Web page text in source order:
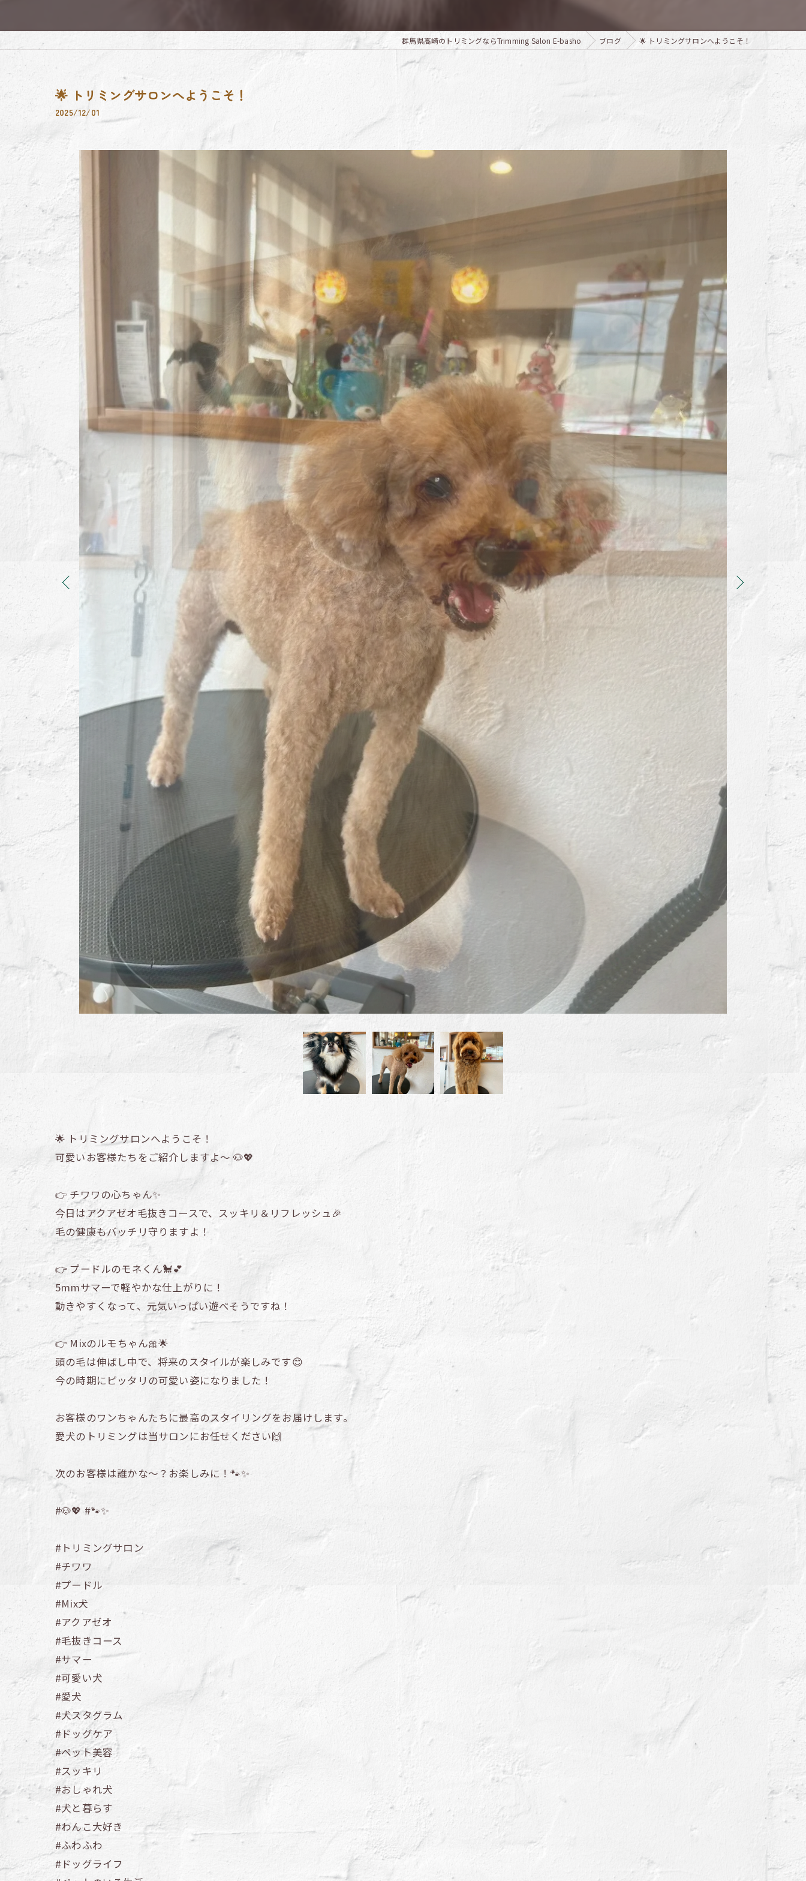
群馬県高崎のトリミングならTrimming Salon E-basho ブログ 🌟 トリミングサロンへようこそ！
🌟 トリミングサロンへようこそ！
2025/12/01
🌟 トリミングサロンへようこそ！
可愛いお客様たちをご紹介しますよ〜 🐶💖
👉 チワワの心ちゃん✨
今日はアクアゼオ毛抜きコースで、スッキリ＆リフレッシュ🎉
毛の健康もバッチリ守りますよ！
👉 プードルのモネくん🐩💕
5mmサマーで軽やかな仕上がりに！
動きやすくなって、元気いっぱい遊べそうですね！
👉 Mixのルモちゃん🎀🌟
頭の毛は伸ばし中で、将来のスタイルが楽しみです😊
今の時期にピッタリの可愛い姿になりました！
お客様のワンちゃんたちに最高のスタイリングをお届けします。
愛犬のトリミングは当サロンにお任せください🙌
次のお客様は誰かな〜？お楽しみに！🐾✨
#🐶💖 #🐾✨
#トリミングサロン
#チワワ
#プードル
#Mix犬
#アクアゼオ
#毛抜きコース
#サマー
#可愛い犬
#愛犬
#犬スタグラム
#ドッグケア
#ペット美容
#スッキリ
#おしゃれ犬
#犬と暮らす
#わんこ大好き
#ふわふわ
#ドッグライフ